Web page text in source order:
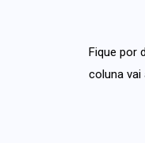
Fique por
coluna vai